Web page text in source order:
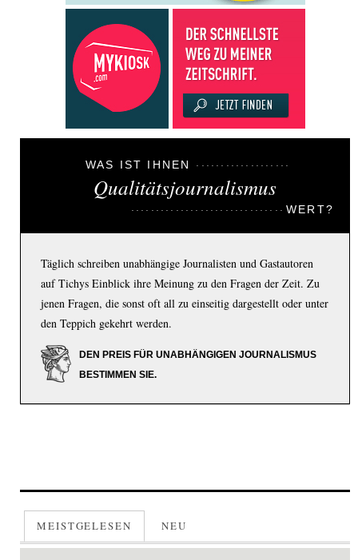
WAS IST IHNEN
Qualitätsjournalismus
WERT?
Täglich schreiben unabhängige Journalisten und Gastautoren
auf Tichys Einblick ihre Meinung zu den Fragen der Zeit. Zu
jenen Fragen, die sonst oft all zu einseitig dargestellt oder unter
den Teppich gekehrt werden.
DEN PREIS FÜR UNABHÄNGIGEN JOURNALISMUS
BESTIMMEN SIE.
MEISTGELESEN NEU